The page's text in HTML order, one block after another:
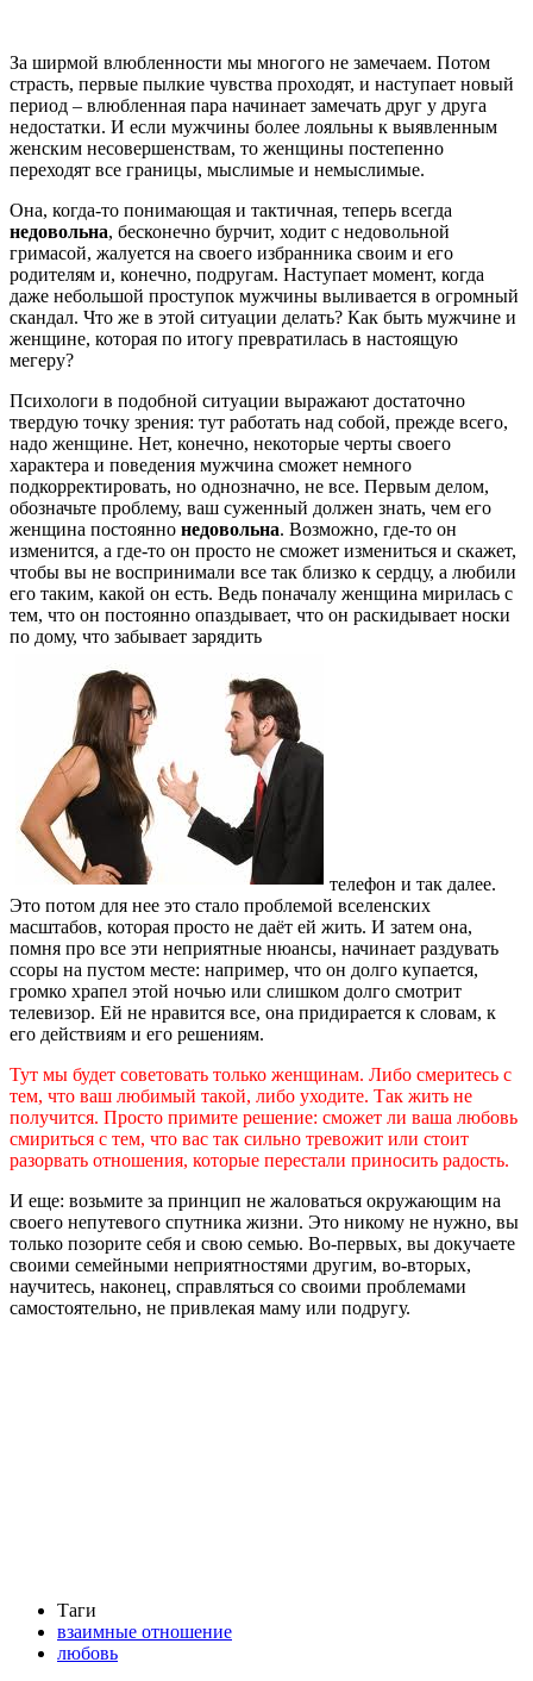
За ширмой влюбленности мы многого не замечаем. Потом
страсть, первые пылкие чувства проходят, и наступает новый
период – влюбленная пара начинает замечать друг у друга
недостатки. И если мужчины более лояльны к выявленным
женским несовершенствам, то женщины постепенно
переходят все границы, мыслимые и немыслимые.
Она, когда-то понимающая и тактичная, теперь всегда
недовольна, бесконечно бурчит, ходит с недовольной
гримасой, жалуется на своего избранника своим и его
родителям и, конечно, подругам. Наступает момент, когда
даже небольшой проступок мужчины выливается в огромный
скандал. Что же в этой ситуации делать? Как быть мужчине и
женщине, которая по итогу превратилась в настоящую
мегеру?
Психологи в подобной ситуации выражают достаточно
твердую точку зрения: тут работать над собой, прежде всего,
надо женщине. Нет, конечно, некоторые черты своего
характера и поведения мужчина сможет немного
подкорректировать, но однозначно, не все. Первым делом,
обозначьте проблему, ваш суженный должен знать, чем его
женщина постоянно недовольна. Возможно, где-то он
изменится, а где-то он просто не сможет измениться и скажет,
чтобы вы не воспринимали все так близко к сердцу, а любили
его таким, какой он есть. Ведь поначалу женщина мирилась с
тем, что он постоянно опаздывает, что он раскидывает носки
по дому, что забывает зарядить
телефон и так далее.
Это потом для нее это стало проблемой вселенских
масштабов, которая просто не даёт ей жить. И затем она,
помня про все эти неприятные нюансы, начинает раздувать
ссоры на пустом месте: например, что он долго купается,
громко храпел этой ночью или слишком долго смотрит
телевизор. Ей не нравится все, она придирается к словам, к
его действиям и его решениям.
Тут мы будет советовать только женщинам. Либо смеритесь с
тем, что ваш любимый такой, либо уходите. Так жить не
получится. Просто примите решение: сможет ли ваша любовь
смириться с тем, что вас так сильно тревожит или стоит
разорвать отношения, которые перестали приносить радость.
И еще: возьмите за принцип не жаловаться окружающим на
своего непутевого спутника жизни. Это никому не нужно, вы
только позорите себя и свою семью. Во-первых, вы докучаете
своими семейными неприятностями другим, во-вторых,
научитесь, наконец, справляться со своими проблемами
самостоятельно, не привлекая маму или подругу.
Таги
взаимные отношение
любовь